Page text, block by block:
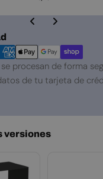
procesan de forma
de tu tarjeta de
versiones